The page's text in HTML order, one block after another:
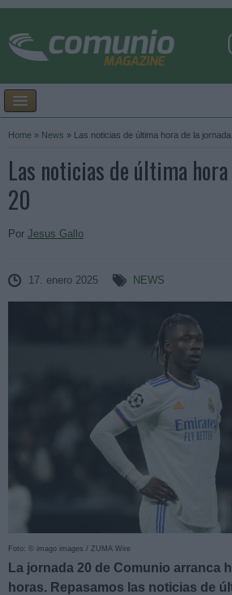
Home » News » Las noticias de última hora de la
Las noticias de última
20
Por Jesus Gallo
17. enero 2025 NEWS
Foto: © imago images / ZUMA Wire
La jornada 20 de Comunio arranca
horas. Repasamos las noticias de